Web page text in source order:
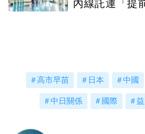
內線託運「提
高市早苗 日本 中國
中日關係 國際